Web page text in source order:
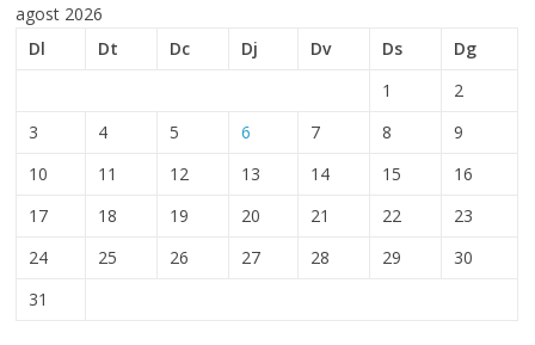
agost 2026
Dl
Dt Dc Dj Dv Ds
Dg
1
2
3
4 5 6 7 8
9
10
11 12 13 14 15
16
17
18 19 20 21 22
23
24
25 26 27 28 29
30
31